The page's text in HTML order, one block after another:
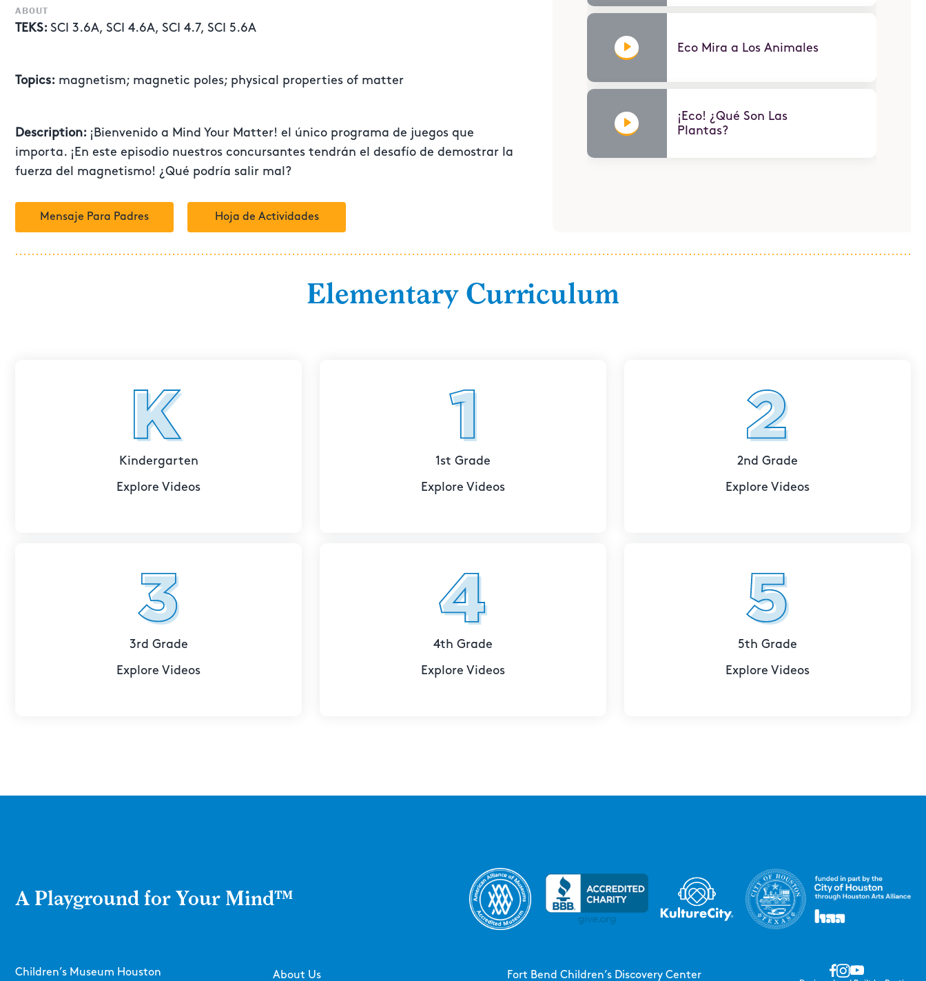
ABOUT
TEKS: SCI 3.6A, SCI 4.6A, SCI 4.7, SCI 5.6A
Topics: magnetism; magnetic poles; physical properties of matter
Description: ¡Bienvenido a Mind Your Matter! el único programa de juegos que
importa. ¡En este episodio nuestros concursantes tendrán el desafío de demostrar la
fuerza del magnetismo! ¿Qué podría salir mal?
Mensaje Para Padres Hoja de Actividades
Eco Mira a Los Animales
¡Eco! ¿Qué Son Las
Plantas?
Elementary Curriculum
Kindergarten
Explore Videos
1st Grade
Explore Videos
2nd Grade
Explore Videos
3rd Grade
Explore Videos
4th Grade
Explore Videos
5th Grade
Explore Videos
A Playground for Your Mind™
Children’s Museum Houston About Us Fort Bend Children’s Discovery Center